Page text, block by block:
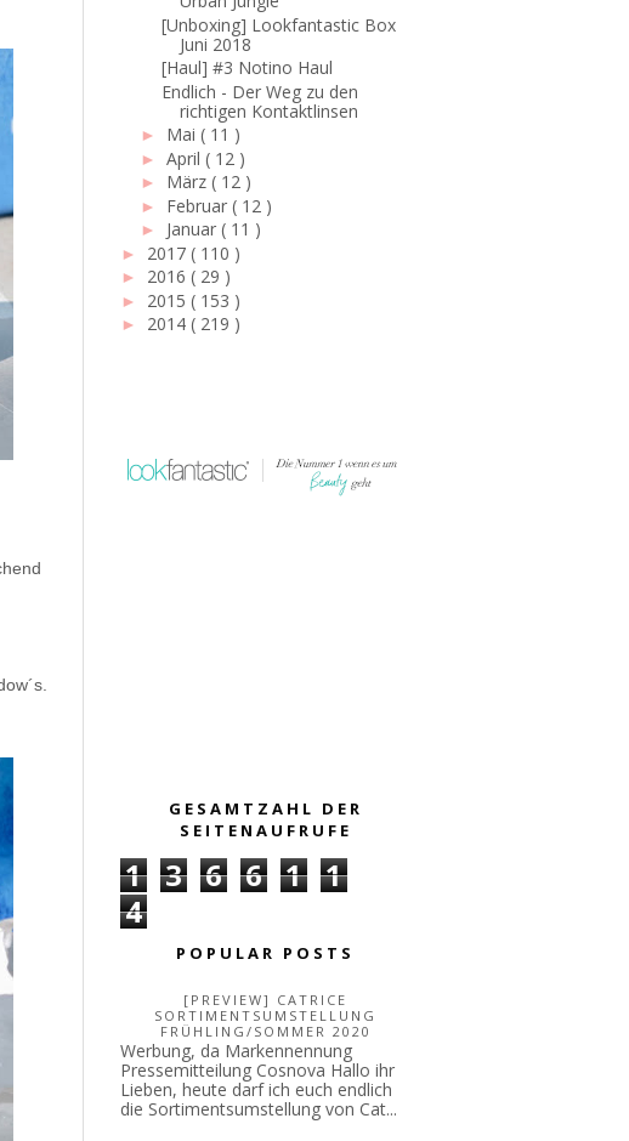
[Unboxing] Lookfantastic Box
Juni 2018
[Haul] #3 Notino Haul
Endlich - Der Weg zu den
richtigen Kontaktlinsen
► Mai( 11 )
►April( 12 )
► März( 12 )
► Februar( 12 )
► Januar( 11 )
► 2017 ( 110 )
► 2016 ( 29 )
► 2015 ( 153 )
► 2014 ( 219 )
GESAMTZAHL DER
SEITENAUFRUFE
1 3 6 6 1 1
4
POPULAR POSTS
[PREVIEW] CATRICE
SORTIMENTSUMSTELLUNG
FRÜHLING/SOMMER 2020
Werbung, da Markennennung
Pressemitteilung Cosnova Hallo ihr
Lieben, heute darf ich euch endlich
die Sortimentsumstellung von Cat...